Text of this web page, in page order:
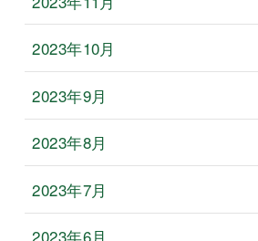
2023年10月
2023年9月
2023年8月
2023年7月
2023年6月